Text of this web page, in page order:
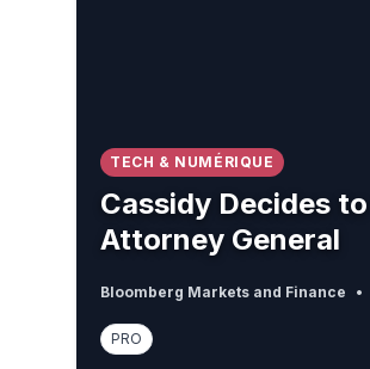
TECH & NUMÉRIQUE
Cassidy Decides
Attorney General
Bloomberg Markets and Finance •
PRO